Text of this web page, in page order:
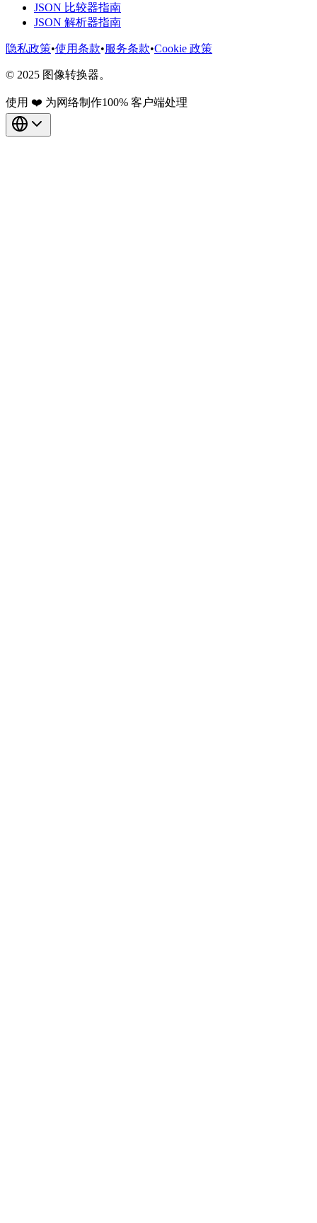
JSON 比较器指南
JSON 解析器指南
隐私政策•使用条款•服务条款•Cookie 政策
© 2025 图像转换器。
使用 ❤️ 为网络制作100% 客户端处理